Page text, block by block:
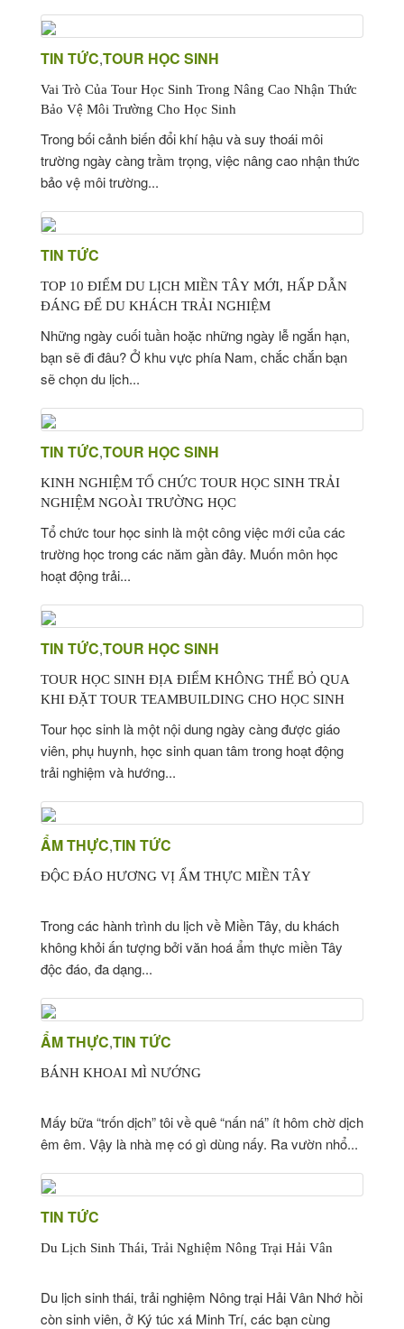
TIN TỨC,TOUR HỌC SINH
Vai Trò Của Tour Học Sinh Trong Nâng Cao Nhận Thức
Bảo Vệ Môi Trường Cho Học Sinh
Trong bối cảnh biến đổi khí hậu và suy thoái môi
trường ngày càng trầm trọng, việc nâng cao nhận thức
bảo vệ môi trường...
TIN TỨC
TOP 10 ĐIỂM DU LỊCH MIỀN TÂY MỚI, HẤP DẪN
ĐÁNG ĐỂ DU KHÁCH TRẢI NGHIỆM
Những ngày cuối tuần hoặc những ngày lễ ngắn hạn,
bạn sẽ đi đâu? Ở khu vực phía Nam, chắc chắn bạn
sẽ chọn du lịch...
TIN TỨC,TOUR HỌC SINH
KINH NGHIỆM TỔ CHỨC TOUR HỌC SINH TRẢI
NGHIỆM NGOÀI TRƯỜNG HỌC
Tổ chức tour học sinh là một công việc mới của các
trường học trong các năm gần đây. Muốn môn học
hoạt động trải...
TIN TỨC,TOUR HỌC SINH
TOUR HỌC SINH ĐỊA ĐIỂM KHÔNG THỂ BỎ QUA
KHI ĐẶT TOUR TEAMBUILDING CHO HỌC SINH
Tour học sinh là một nội dung ngày càng được giáo
viên, phụ huynh, học sinh quan tâm trong hoạt động
trải nghiệm và hướng...
ẨM THỰC,TIN TỨC
ĐỘC ĐÁO HƯƠNG VỊ ẨM THỰC MIỀN TÂY
Trong các hành trình du lịch về Miền Tây, du khách
không khỏi ấn tượng bởi văn hoá ẩm thực miền Tây
độc đáo, đa dạng...
ẨM THỰC,TIN TỨC
BÁNH KHOAI MÌ NƯỚNG
Mấy bữa “trốn dịch” tôi về quê “nấn ná” ít hôm chờ dịch
êm êm. Vậy là nhà mẹ có gì dùng nấy. Ra vườn nhổ...
TIN TỨC
Du Lịch Sinh Thái, Trải Nghiệm Nông Trại Hải Vân
Du lịch sinh thái, trải nghiệm Nông trại Hải Vân Nhớ hồi
còn sinh viên, ở Ký túc xá Minh Trí, các bạn cùng